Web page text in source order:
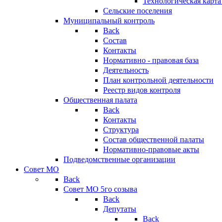
Сельские поселения
Муниципальный контроль
Back
Состав
Контакты
Нормативно - правовая база
Деятельность
План контрольной деятельности
Реестр видов контроля
Общественная палата
Back
Контакты
Структура
Состав общественной палаты
Нормативно-правовые акты
Подведомственные организации
Совет МО
Back
Совет МО 5го созыва
Back
Депутаты
Back